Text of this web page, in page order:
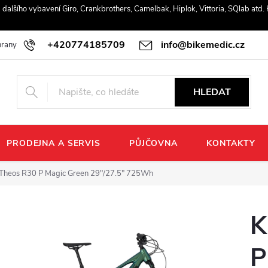
vybavení Giro, Crankbrothers, Camelbak, Hiplok, Vittoria, SQlab
+420774185709 info@bikemedic.cz
osobních údajů
HLEDAT
PRODEJNA A SERVIS PŮJČOVNA KONTAKTY
R30 P Magic Green 29"/27.5" 725Wh